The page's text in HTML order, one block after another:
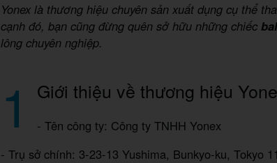
Yonex là thương hiệu chuyên sản xuất dụng cụ thể
cạnh đó, bạn cũng đừng quên sở hữu những chiếc
lông chuyên nghiệp.
1 Giới thiệu về thương hiệu
- Tên công ty: Công ty TNHH Yonex
- Trụ sở chính: 3-23-13 Yushima, Bunkyo-ku, Tokyo